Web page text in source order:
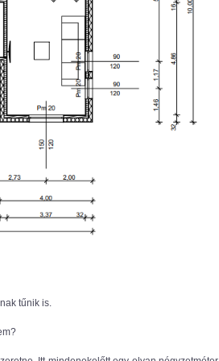
tűnik is.